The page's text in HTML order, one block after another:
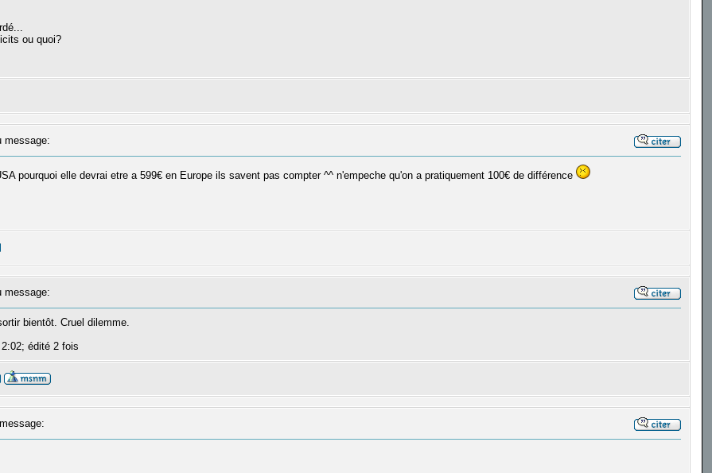
ou quoi?
pourquoi elle devrai etre a 599€ en Europe ils savent pas compter ^^ n'empeche qu'on a pratiquement 100€ de différence
bientôt. Cruel dilemme.
édité 2 fois